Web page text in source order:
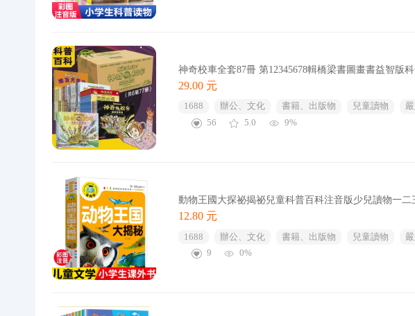
神奇校車全套87冊 第12345678輯橋梁書圖畫書益智版
29.00 元
1688 辦公、文化 書籍、出版物 兒童讀物
56
5.0 9%
動物王國大探祕揭祕兒童科普百科注音版少兒讀物一二
12.80 元
1688 辦公、文化 書籍、出版物 兒童讀物
9
0%